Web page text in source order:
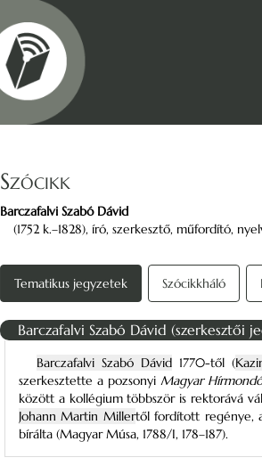
Szócikk
Barczafalvi Szabó Dávid
(1752 k.–1828), író, szerkesztő, műfordító,
Tematikus jegyzetek Szócikkháló
Barczafalvi Szabó Dávid (szerkesztői
Barczafalvi Szabó Dávid 1770-től (
szerkesztette a pozsonyi Magyar Hírmondó
között a kollégium többször is rektorává
Johann Martin Millertől fordított regénye,
bírálta (Magyar Músa, 1788/I, 178–187).